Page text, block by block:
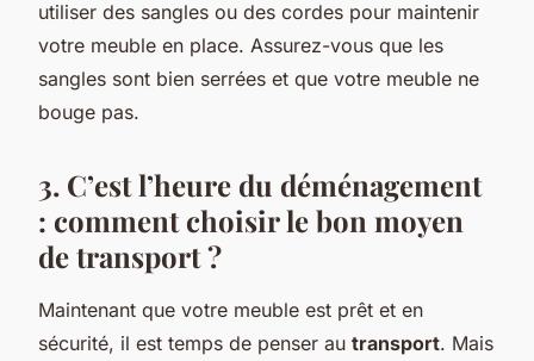
utiliser des sangles ou des cordes pour maintenir
votre meuble en place. Assurez-vous que les
sangles sont bien serrées et que votre meuble ne
bouge pas.
3. C’est l’heure du déménagement
: comment choisir le bon moyen
de transport ?
Maintenant que votre meuble est prêt et en
sécurité, il est temps de penser au transport. Mais